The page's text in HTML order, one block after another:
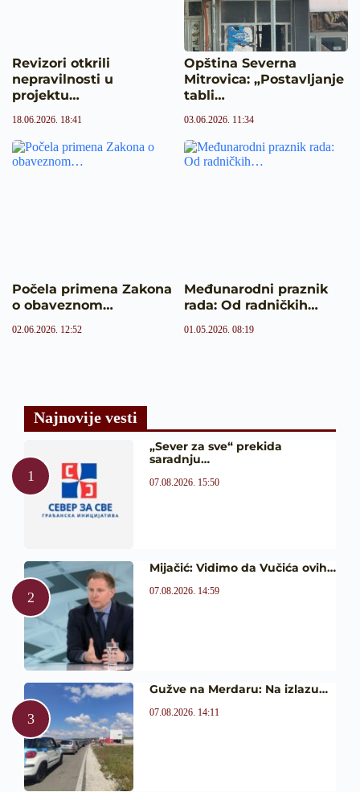
Revizori otkrili
nepravilnosti u
projektu…
18.06.2026. 18:41
Opština Severna
Mitrovica: „Postavljanje
tabli…
03.06.2026. 11:34
Počela primena Zakona
o obaveznom…
02.06.2026. 12:52
Međunarodni praznik
rada: Od radničkih…
01.05.2026. 08:19
Najnovije vesti
„Sever za sve“ prekida
saradnju…
07.08.2026. 15:50
Mijačić: Vidimo da Vučića ovih…
07.08.2026. 14:59
Gužve na Merdaru: Na izlazu…
07.08.2026. 14:11